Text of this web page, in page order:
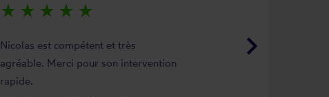
keyboard_arrow_right
star_rate star_rate star_rate star_rate star_rate
Nicolas est compétent et très
agréable. Merci pour son intervention
rapide.